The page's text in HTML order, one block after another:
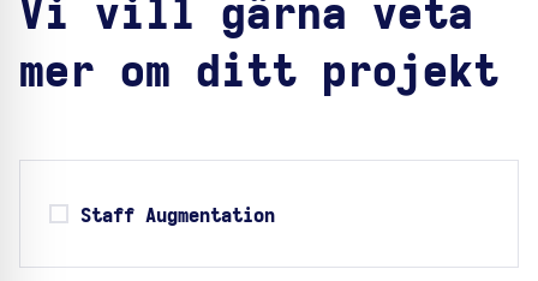
Vi vill gärna veta
mer om ditt projekt
Staff Augmentation